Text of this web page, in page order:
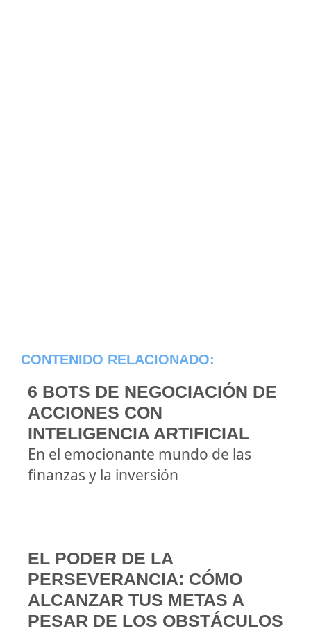
CONTENIDO RELACIONADO:
6 BOTS DE NEGOCIACIÓN DE
ACCIONES CON
INTELIGENCIA ARTIFICIAL
En el emocionante mundo de las
finanzas y la inversión
EL PODER DE LA
PERSEVERANCIA: CÓMO
ALCANZAR TUS METAS A
PESAR DE LOS OBSTÁCULOS